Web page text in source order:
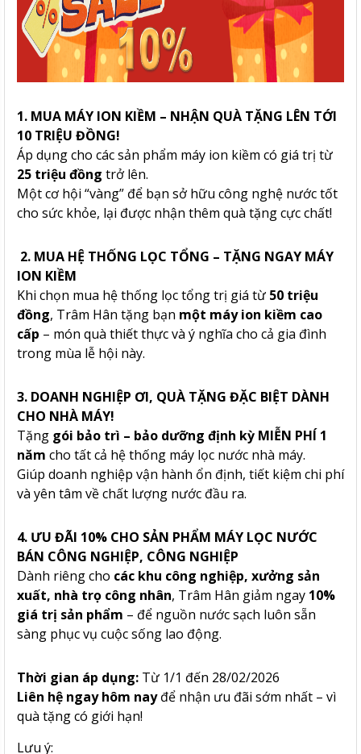
1. MUA MÁY ION KIỀM – NHẬN QUÀ TẶNG LÊN TỚI
10 TRIỆU ĐỒNG!
Áp dụng cho các sản phẩm máy ion kiềm có giá trị từ
25 triệu đồng trở lên.
Một cơ hội “vàng” để bạn sở hữu công nghệ nước tốt
cho sức khỏe, lại được nhận thêm quà tặng cực chất!
2. MUA HỆ THỐNG LỌC TỔNG – TẶNG NGAY MÁY
ION KIỀM
Khi chọn mua hệ thống lọc tổng trị giá từ 50 triệu
đồng, Trâm Hân tặng bạn một máy ion kiềm cao
cấp – món quà thiết thực và ý nghĩa cho cả gia đình
trong mùa lễ hội này.
3. DOANH NGHIỆP ƠI, QUÀ TẶNG ĐẶC BIỆT DÀNH
CHO NHÀ MÁY!
Tặng gói bảo trì – bảo dưỡng định kỳ MIỄN PHÍ 1
năm cho tất cả hệ thống máy lọc nước nhà máy.
Giúp doanh nghiệp vận hành ổn định, tiết kiệm chi phí
và yên tâm về chất lượng nước đầu ra.
4. ƯU ĐÃI 10% CHO SẢN PHẨM MÁY LỌC NƯỚC
BÁN CÔNG NGHIỆP, CÔNG NGHIỆP
Dành riêng cho các khu công nghiệp, xưởng sản
xuất, nhà trọ công nhân, Trâm Hân giảm ngay 10%
giá trị sản phẩm – để nguồn nước sạch luôn sẵn
sàng phục vụ cuộc sống lao động.
Thời gian áp dụng: Từ 1/1 đến 28/02/2026
Liên hệ ngay hôm nayđể nhận ưu đãi sớm nhất – vì
quà tặng có giới hạn!
Lưu ý: